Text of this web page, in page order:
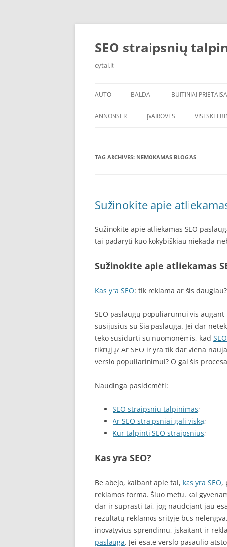
Skip
SEO straipsnių
cytai.lt
AUTO
PADANGOS
BALDAI BUITINIAI
ANNONSER ĮVAIROVĖS VISI
TAG ARCHIVES: NEMOKAMAS BLOG’AS
Sužinokite apie
Sužinokite apie atliekamas SEO
tai padaryti kuo kokybiškiau niekada
Sužinokite apie atliekamas
Kas yra SEO: tik reklama ar šis daugiau?
SEO paslaugų populiarumui vis
susijusius su šia paslauga. Jei dar
teko susidurti su nuomonėmis, kad SEO
tikrųjų? Ar SEO ir yra tik dar viena
verslo populiarinimui? O gal šis
Naudinga pasidomėti:
SEO straipsniu talpinimas;
Ar SEO straipsniai gali viską;
Kur talpinti SEO straipsnius;
Kas yra SEO?
Be abejo, kalbant apie tai, kas yra SEO,
reklamos forma. Šiuo metu, kai
dar ir suprasti tai, jog naudojant jau
rezultatų reklamos srityje bus
inovatyvius sprendimu, įskaitant ir
paslauga. Jei esate verslo pasaulio